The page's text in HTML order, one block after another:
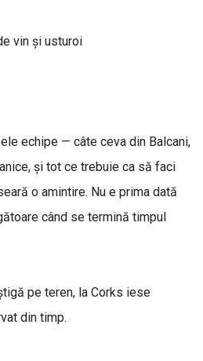
vin și usturoi
echipe — câte ceva din Balcani,
și tot ce trebuie ca să faci
o amintire. Nu e prima dată
când se termină timpul
pe teren, la Corks iese
din timp.